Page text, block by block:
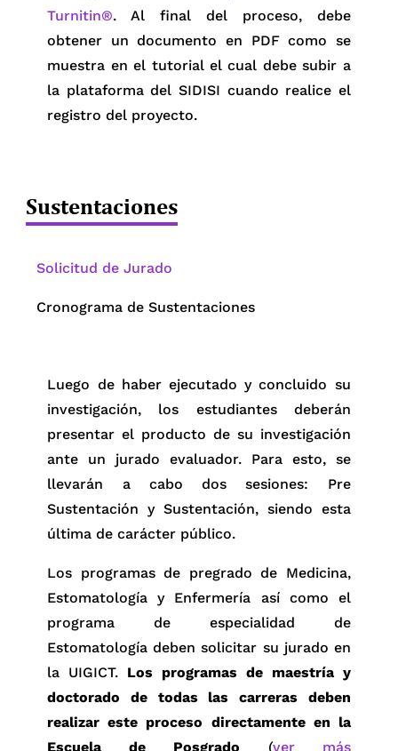
Turnitin®. Al final del proceso, debe
obtener un documento en PDF como se
muestra en el tutorial el cual debe subir a
la plataforma del SIDISI cuando realice el
registro del proyecto.
revisar las normas y procedimientos
proyectos de investigación
proyecto en la Unidad Integrada de
Gestión de Investigación, Ciencia y
Tecnología (UIGICT). Cada programa
cuenta con particularidades que
deben ser respetadas.
Todos los proyectos* conducentes a
Medicina, de Estomatología y de
Enfermería deben primero ser
registrados y revisados en la UIGICT.
Una vez aprobados, son enviados a
revisión al Comité Institucional de
Ética en Investigación.
Para el registro de un nuevo
proceso de revisión en la Unidad. Por tal
Ciencia y Tecnología para la revisión o
Registro en la Unidad y firma de la Unidad
de Gestión
Se debe enviar los documentos a través
del nuevo SIDISI (INTRANET)
archivo deberá seguir el modelo:
“Proyecto 123456”
Reporte de Turnitin en PDF (Tutorial).
Asegúrese de retirar la carátula, tabla
de contenidos y referencias
bibliográficas antes de analizar su
proyecto. El nombre del archivo deberá
Sustentaciones
Solicitud de Jurado
Cronograma de Sustentaciones
Luego de haber ejecutado y concluido su
investigación, los estudiantes deberán
presentar el producto de su investigación
ante un jurado evaluador. Para esto, se
llevarán a cabo dos sesiones: Pre
Sustentación y Sustentación, siendo esta
última de carácter público.
Los programas de pregrado de Medicina,
Estomatología y Enfermería así como el
programa de especialidad de
Estomatología deben solicitar su jurado en
la UIGICT. Los programas de maestría y
doctorado de todas las carreras deben
realizar este proceso directamente en la
Escuela de Posgrado (ver más